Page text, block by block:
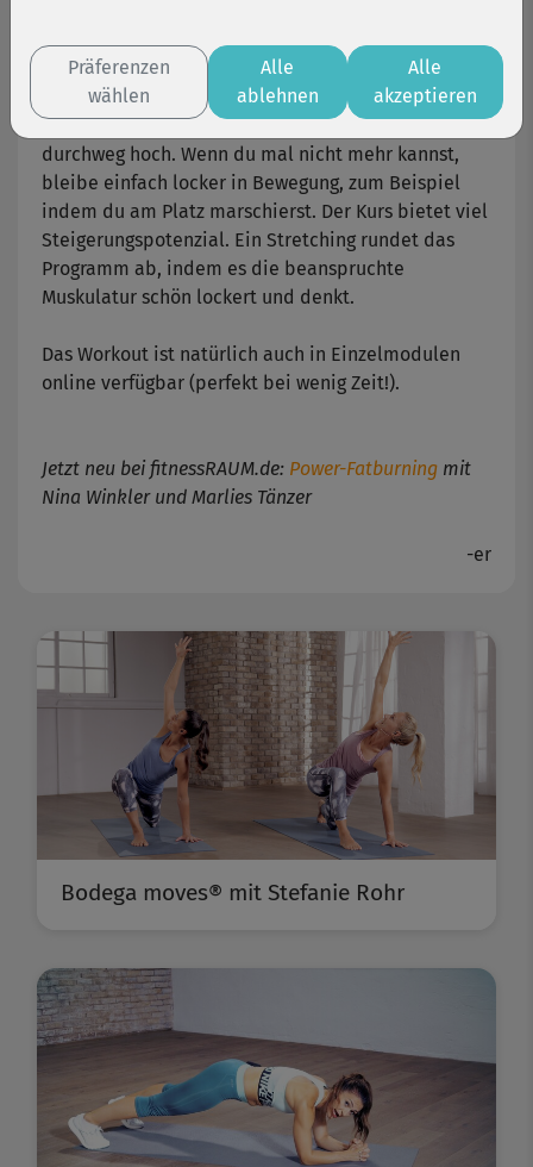
deine Muskulatur, Bänder und Gelenke perfekt aufs
Workout vorbereitet und den Stoffwechsel bereits
prima ankurbelt. Auch danach bleibt das Tempo
durchweg hoch. Wenn du mal nicht mehr kannst,
bleibe einfach locker in Bewegung, zum Beispiel
indem du am Platz marschierst. Der Kurs bietet viel
Steigerungspotenzial. Ein Stretching rundet das
Programm ab, indem es die beanspruchte
Muskulatur schön lockert und denkt.
Das Workout ist natürlich auch in Einzelmodulen
online verfügbar (perfekt bei wenig Zeit!).
Jetzt neu bei fitnessRAUM.de: Power-Fatburning mit
Nina Winkler und Marlies Tänzer
-er
Bodega moves® mit Stefanie Rohr
Präferenzen
wählen
Alle
ablehnen
Alle
akzeptieren